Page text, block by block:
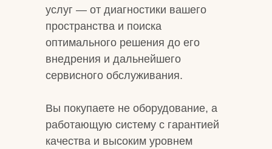
услуг — от диагностики вашего
пространства и поиска
оптимального решения до его
внедрения и дальнейшего
сервисного обслуживания.
Вы покупаете не оборудование, а
работающую систему с гарантией
качества и высоким уровнем